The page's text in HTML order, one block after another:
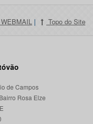
WEBMAIL | Topo do Site
de Campos
Rosa Elze